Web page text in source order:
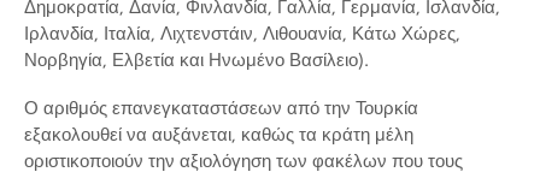
Δημοκρατία, Δανία, Φινλανδία, Γαλλία, Γερμανία, Ισλανδία,
Ιρλανδία, Ιταλία, Λιχτενστάιν, Λιθουανία, Κάτω Χώρες,
Νορβηγία, Ελβετία και Ηνωμένο Βασίλειο).
Ο αριθμός επανεγκαταστάσεων από την Τουρκία
εξακολουθεί να αυξάνεται, καθώς τα κράτη μέλη
οριστικοποιούν την αξιολόγηση των φακέλων που τους